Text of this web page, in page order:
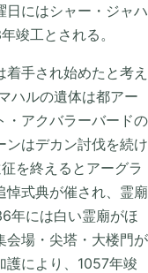
日にはシャー・ジャハ
竣工とされる。
手され始めたと考え
ハルの遺体は都アー
・アクバラーバードの
ンはデカン討伐を続け
を終えるとアーグラ
悼式典が催され、霊廟
年には白い霊廟がほ
会場・尖塔・大楼門が
護により、1057年竣